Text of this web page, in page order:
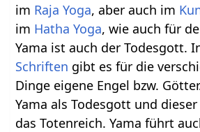
im Raja Yoga, aber auch im
im Hatha Yoga, wie auch für
Yama ist auch der Todesgott.
Schriften gibt es für die
Dinge eigene Engel bzw.
Yama als Todesgott und
das Totenreich. Yama führt